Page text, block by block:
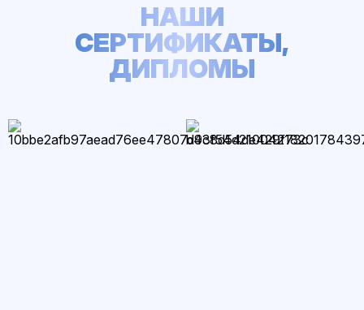
НАШИ
СЕРТИФИКАТЫ,
ДИПЛОМЫ